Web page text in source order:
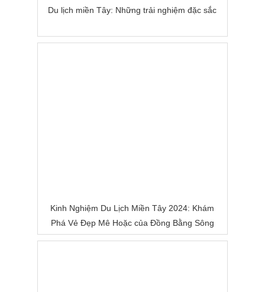
Du lịch miền Tây: Những trải nghiệm đặc sắc
Kinh Nghiệm Du Lịch Miền Tây 2024: Khám
Phá Vẻ Đẹp Mê Hoặc của Đồng Bằng Sông
Nước